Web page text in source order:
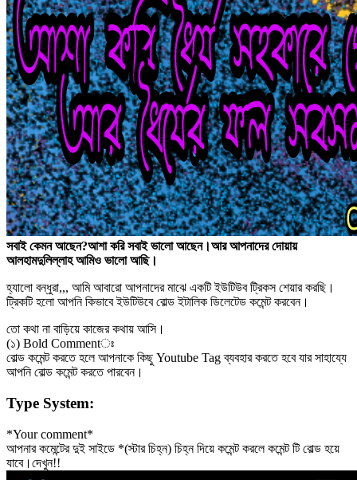
সবাই কেমন আছেন?আশা করি সবাই ভালো আছেন।আর আপনাদের দোয়ায়
আলহামদুলিল্লাহ আমিও ভালো আছি।
হ্যালো বন্ধুরা,,, আমি আবারো আপনাদের মাঝে একটি ইউটিউব ট্রিকস শেয়ার করছি।
ট্রিকটি হলো আপনি কিভাবে ইউটিউবে বোল্ড ইটালিক ডিলেটেড কমেন্ট করবেন।
তো কথা না বাড়িয়ে কাজের কথায় আসি।
(১) Bold Commentঃ
বোল্ড কমেন্ট করতে হলে আপনাকে কিছু Youtube Tag ব্যবহার করতে হবে যার সাহায্যে
আপনি বোল্ড কমেন্ট করতে পারবেন।
Type System:
*Your comment*
আপনার কমেন্টের দুই সাইডে *(স্টার চিহ্ন) চিহ্ন দিয়ে কমেন্ট করলে কমেন্ট টি বোল্ড হয়ে
যাবে।দেখুন!!